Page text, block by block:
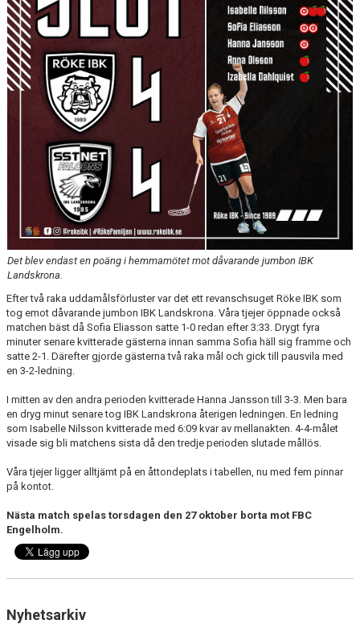
Det blev endast en poäng i hemmamötet mot dåvarande jumbon IBK
Landskrona.
Efter två raka uddamålsförluster var det ett revanschsuget Röke IBK som
tog emot dåvarande jumbon IBK Landskrona. Våra tjejer öppnade också
matchen bäst då Sofia Eliasson satte 1-0 redan efter 3:33. Drygt fyra
minuter senare kvitterade gästerna innan samma Sofia häll sig framme och
satte 2-1. Därefter gjorde gästerna två raka mål och gick till pausvila med
en 3-2-ledning.
I mitten av den andra perioden kvitterade Hanna Jansson till 3-3. Men bara
en dryg minut senare tog IBK Landskrona återigen ledningen. En ledning
som Isabelle Nilsson kvitterade med 6:09 kvar av mellanakten. 4-4-målet
visade sig bli matchens sista då den tredje perioden slutade mållös.
Våra tjejer ligger alltjämt på en åttondeplats i tabellen, nu med fem pinnar
på kontot.
Nästa match spelas torsdagen den 27 oktober borta mot FBC
Engelholm.
Nyhetsarkiv